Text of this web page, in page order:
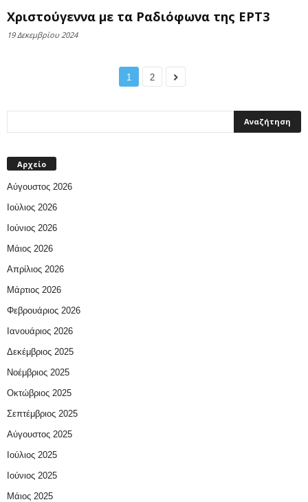
Χριστούγεννα με τα Ραδιόφωνα της ΕΡΤ3
19 Δεκεμβρίου 2024
1 2
Αρχείο
Αύγουστος 2026
Ιούλιος 2026
Ιούνιος 2026
Μάιος 2026
Απρίλιος 2026
Μάρτιος 2026
Φεβρουάριος 2026
Ιανουάριος 2026
Δεκέμβριος 2025
Νοέμβριος 2025
Οκτώβριος 2025
Σεπτέμβριος 2025
Αύγουστος 2025
Ιούλιος 2025
Ιούνιος 2025
Μάιος 2025